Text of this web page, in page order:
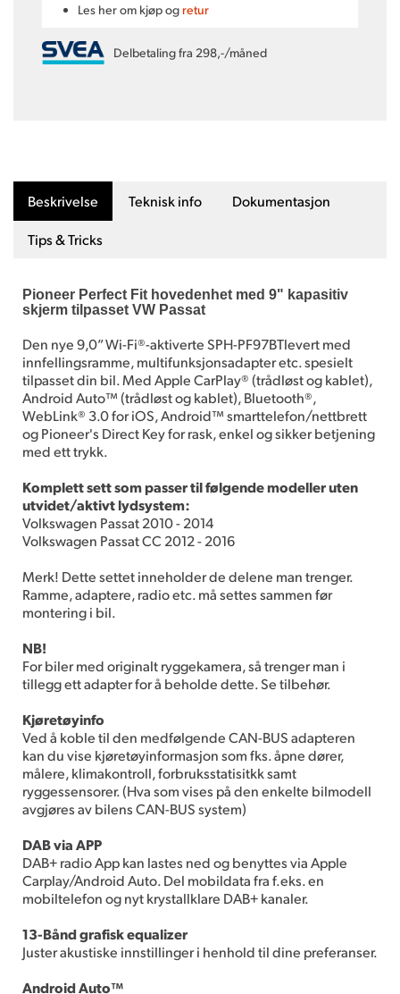
Les her om kjøp og retur
Delbetaling fra 298,-/måned
Beskrivelse Teknisk info Dokumentasjon
Tips & Tricks
Pioneer Perfect Fit hovedenhet med 9" kapasitiv
skjerm tilpasset VW Passat
Den nye 9,0” Wi-Fi®-aktiverte SPH-PF97BTlevert med
innfellingsramme, multifunksjonsadapter etc. spesielt
tilpasset din bil. Med Apple CarPlay® (trådløst og kablet),
Android Auto™ (trådløst og kablet), Bluetooth®,
WebLink® 3.0 for iOS, Android™ smarttelefon/nettbrett
og Pioneer's Direct Key for rask, enkel og sikker betjening
med ett trykk.
Komplett sett som passer til følgende modeller uten
utvidet/aktivt lydsystem:
Volkswagen Passat 2010 - 2014
Volkswagen Passat CC 2012 - 2016
Merk! Dette settet inneholder de delene man trenger.
Ramme, adaptere, radio etc. må settes sammen før
montering i bil.
NB!
For biler med originalt ryggekamera, så trenger man i
tillegg ett adapter for å beholde dette. Se tilbehør.
Kjøretøyinfo
Ved å koble til den medfølgende CAN-BUS adapteren
kan du vise kjøretøyinformasjon som fks. åpne dører,
målere, klimakontroll, forbruksstatisitkk samt
ryggessensorer. (Hva som vises på den enkelte bilmodell
avgjøres av bilens CAN-BUS system)
DAB via APP
DAB+ radio App kan lastes ned og benyttes via Apple
Carplay/Android Auto. Del mobildata fra f.eks. en
mobiltelefon og nyt krystallklare DAB+ kanaler.
13-Bånd grafisk equalizer
Juster akustiske innstillinger i henhold til dine preferanser.
Android Auto™